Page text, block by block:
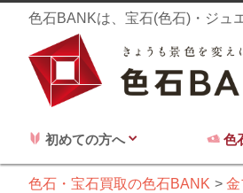
色石BANKは、宝石(色石)・ジュ
初めての方へ 色
色石・宝石買取の色石BANK 金